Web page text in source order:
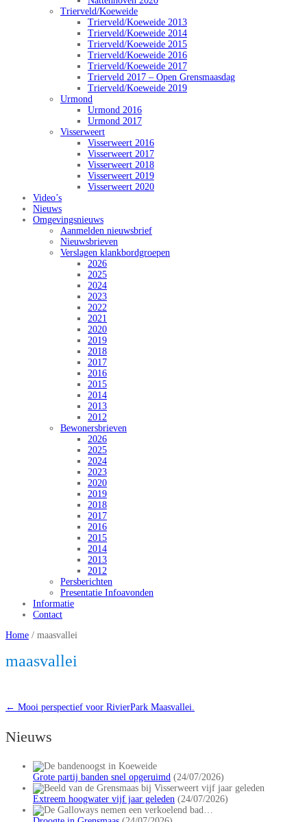
Trierveld/Koeweide
Trierveld/Koeweide 2013
Trierveld/Koeweide 2014
Trierveld/Koeweide 2015
Trierveld/Koeweide 2016
Trierveld/Koeweide 2017
Trierveld 2017 – Open Grensmaasdag
Trierveld/Koeweide 2019
Urmond
Urmond 2016
Urmond 2017
Visserweert
Visserweert 2016
Visserweert 2017
Visserweert 2018
Visserweert 2019
Visserweert 2020
Video’s
Nieuws
Omgevingsnieuws
Aanmelden nieuwsbrief
Nieuwsbrieven
Verslagen klankbordgroepen
2026
2025
2024
2023
2022
2021
2020
2019
2018
2017
2016
2015
2014
2013
2012
Bewonersbrieven
2026
2025
2024
2023
2020
2019
2018
2017
2016
2015
2014
2013
2012
Persberichten
Presentatie Infoavonden
Informatie
Contact
Home / maasvallei
maasvallei
← Mooi perspectief voor RivierPark Maasvallei.
Nieuws
Grote partij banden snel opgeruimd (24/07/2026)
Extreem hoogwater vijf jaar geleden (24/07/2026)